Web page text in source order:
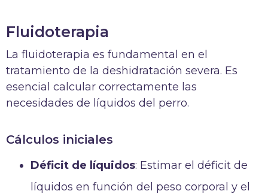
Fluidoterapia
La fluidoterapia es fundamental en el
tratamiento de la deshidratación severa. Es
esencial calcular correctamente las
necesidades de líquidos del perro.
Cálculos iniciales
Déficit de líquidos: Estimar el déficit de
líquidos en función del peso corporal y el